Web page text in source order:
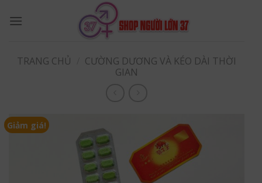
TRANG CHỦ
CƯỜNG DƯƠNG VÀ KÉO DÀI THỜI
GIAN
Giảm giá!